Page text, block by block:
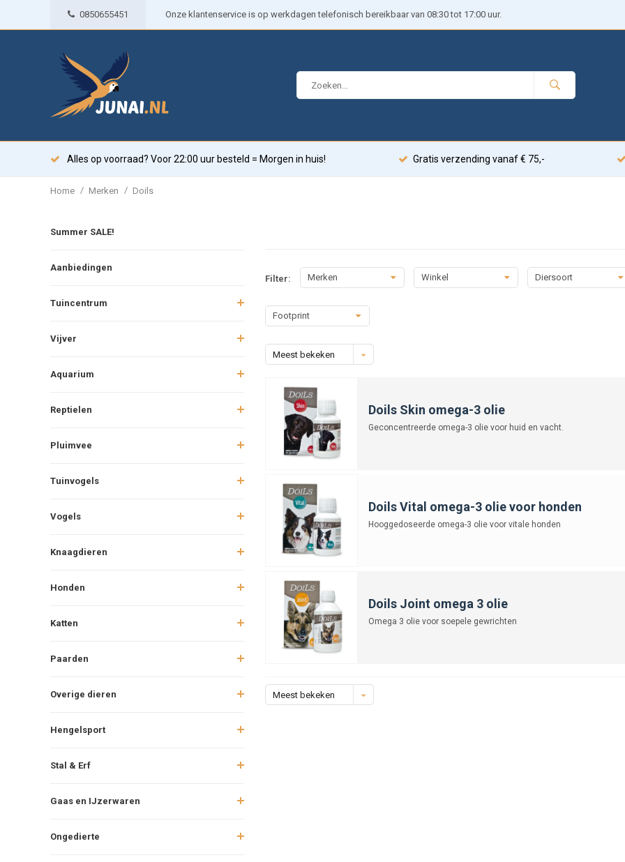
0850655451 Onze klantenservice is op werkdagen telefonisch bereikbaar van 08:30 tot 17:00 uur.
Alles op voorraad? Voor 22:00 uur besteld = Morgen in huis! Gratis verzending vanaf € 75,-
Home / Merken / Doils
Summer SALE!
Aanbiedingen
Tuincentrum
Vijver
Aquarium
Reptielen
Pluimvee
Tuinvogels
Vogels
Knaagdieren
Honden
Katten
Paarden
Overige dieren
Hengelsport
Stal & Erf
Gaas en IJzerwaren
Ongedierte
Filter: Merken Winkel Diersoort
Footprint
Meest bekeken
Doils Skin omega-3 olie
Geconcentreerde omega-3 olie voor huid en vacht.
Doils Vital omega-3 olie voor honden
Hooggedoseerde omega-3 olie voor vitale honden
Doils Joint omega 3 olie
Omega 3 olie voor soepele gewrichten
Meest bekeken